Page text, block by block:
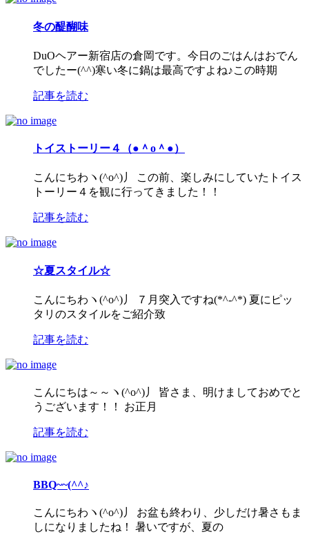
冬の醍醐味
DuOヘアー新宿店の倉岡です。今日のごはんはおでん
でしたー(^^)寒い冬に鍋は最高ですよね♪この時期
記事を読む
トイストーリー４（●＾o＾●）
こんにちわヽ(^o^)丿 この前、楽しみにしていたトイス
トーリー４を観に行ってきました！！
記事を読む
☆夏スタイル☆
こんにちわヽ(^o^)丿 ７月突入ですね(*^-^*) 夏にピッ
タリのスタイルをご紹介致
記事を読む
こんにちは～～ヽ(^o^)丿 皆さま、明けましておめでと
うございます！！ お正月
記事を読む
BBQ~~(^^♪
こんにちわヽ(^o^)丿 お盆も終わり、少しだけ暑さもま
しになりましたね！ 暑いですが、夏の